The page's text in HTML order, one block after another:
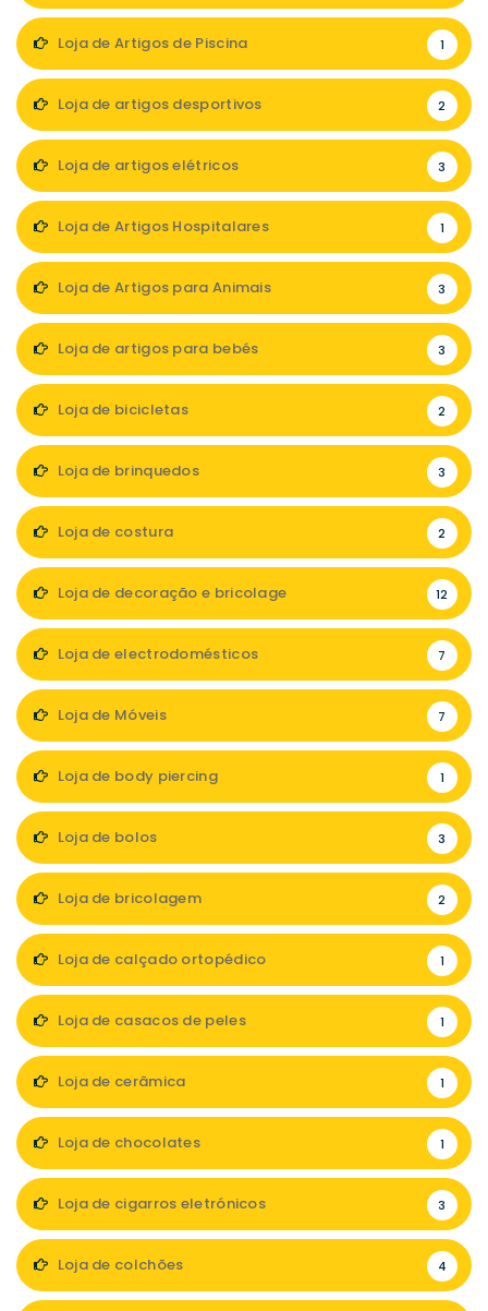
Loja de Artigos de Piscina 1
Loja de artigos desportivos 2
Loja de artigos elétricos 3
Loja de Artigos Hospitalares 1
Loja de Artigos para Animais 3
Loja de artigos para bebés 3
Loja de bicicletas 2
Loja de brinquedos 3
Loja de costura 2
Loja de decoração e bricolage 12
Loja de electrodomésticos 7
Loja de Móveis 7
Loja de body piercing 1
Loja de bolos 3
Loja de bricolagem 2
Loja de calçado ortopédico 1
Loja de casacos de peles 1
Loja de cerâmica 1
Loja de chocolates 1
Loja de cigarros eletrónicos 3
Loja de colchões 4